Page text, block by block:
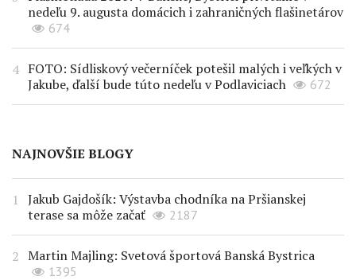
nedeľu 9. augusta domácich i zahraničných flašinetárov
674
FOTO: Sídliskový večerníček potešil malých i veľkých v
Jakube, ďalší bude túto nedeľu v Podlaviciach
672
NAJNOVŠIE BLOGY
Jakub Gajdošík: Výstavba chodníka na Pršianskej
terase sa môže začať
2187
Martin Majling: Svetová športová Banská Bystrica
1395